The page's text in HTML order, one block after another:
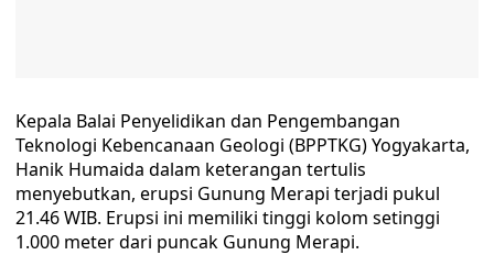
Kepala Balai Penyelidikan dan Pengembangan
Teknologi Kebencanaan Geologi (BPPTKG) Yogyakarta,
Hanik Humaida dalam keterangan tertulis
menyebutkan, erupsi Gunung Merapi terjadi pukul
21.46 WIB. Erupsi ini memiliki tinggi kolom setinggi
1.000 meter dari puncak Gunung Merapi.